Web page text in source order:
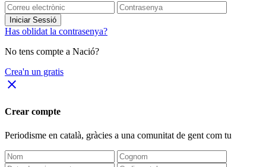
Iniciar Sessió
Has oblidat la contrasenya?
No tens compte a Nació?
Crea'n un gratis
close
Crear compte
Periodisme en català, gràcies a una comunitat de gent com tu